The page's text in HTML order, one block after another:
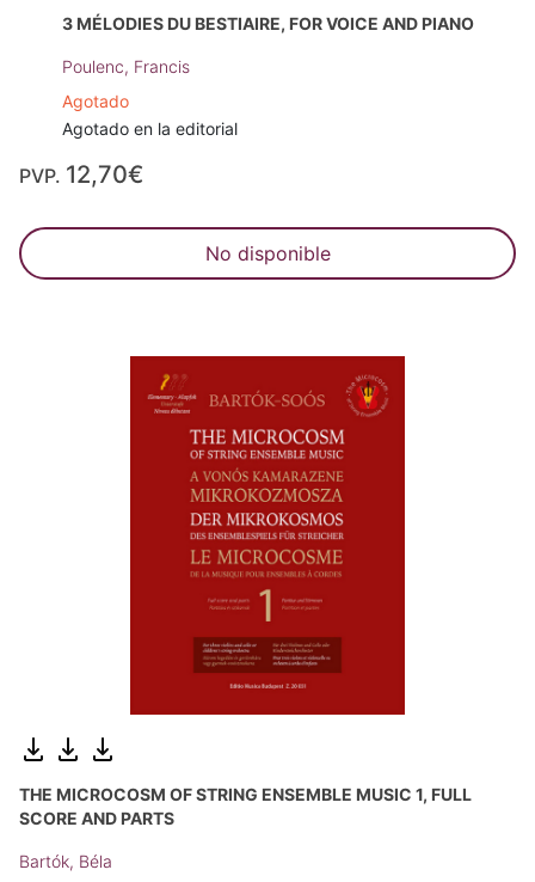
3 MÉLODIES DU BESTIAIRE, FOR VOICE AND PIANO
Poulenc, Francis
Agotado
Agotado en la editorial
PVP. 12,70€
No disponible
THE MICROCOSM OF STRING ENSEMBLE MUSIC 1, FULL
SCORE AND PARTS
Bartók, Béla